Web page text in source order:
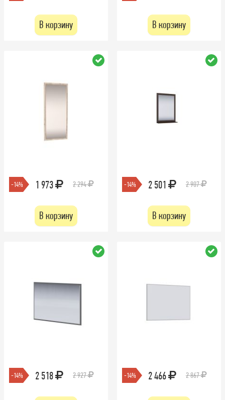
В корзину В корзину
-14% 1 973 2 294
В корзину
-14% 2 501 2 907
В корзину
-14% 2 518 2 927 -14% 2 466 2 867